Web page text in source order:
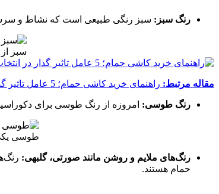
رنگ سبز: سبز رنگی طبیعی است که نشاط و
سبز
مقاله مرتبط: راهنمای خرید کاشی حمام؛ 5 عامل تاثير گذار در انتخاب
رنگ طوسی: امروزه از رنگ طوسی برای
طوسی
رنگ‌های ملایم و روشن مانند صورتی، گلبهی:
حمام هستند.